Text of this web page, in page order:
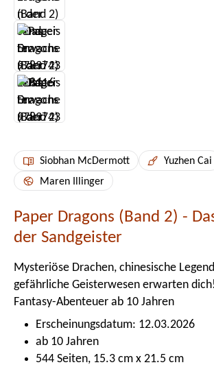
Siobhan McDermott
Yuzhen Cai
Maren Illinger
Paper Dragons (Band 2) -
der Sandgeister
Mysteriöse Drachen, chinesische
gefährliche Geisterwesen erwarten
Fantasy-Abenteuer ab 10 Jahren
Erscheinungsdatum: 12.03.2026
ab 10 Jahren
544 Seiten, 15.3 cm x 21.5 cm